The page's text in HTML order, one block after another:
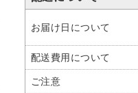
お届け日について
配送費用について
ご注意